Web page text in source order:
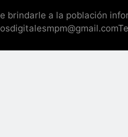
a la población